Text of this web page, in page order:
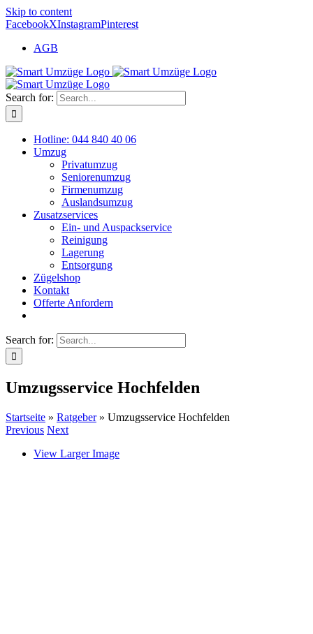
Skip to content
FacebookXInstagramPinterest
AGB
Search for:
Hotline: 044 840 40 06
Umzug
Privatumzug
Seniorenumzug
Firmenumzug
Auslandsumzug
Zusatzservices
Ein- und Auspackservice
Reinigung
Lagerung
Entsorgung
Zügelshop
Kontakt
Offerte Anfordern
Search for:
Umzugsservice Hochfelden
Startseite » Ratgeber» Umzugsservice Hochfelden
Previous Next
View Larger Image